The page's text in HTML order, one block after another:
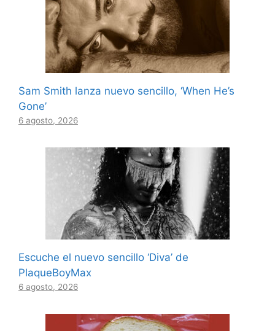
Sam Smith lanza nuevo sencillo, ‘When He’s
Gone’
6 agosto, 2026
Escuche el nuevo sencillo ‘Diva’ de
PlaqueBoyMax
6 agosto, 2026